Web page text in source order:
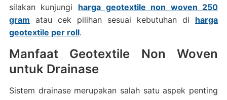
silakan kunjungi harga geotextile non woven 250
gram atau cek pilihan sesuai kebutuhan di harga
geotextile per roll.
Manfaat Geotextile Non Woven
untuk Drainase
Sistem drainase merupakan salah satu aspek penting